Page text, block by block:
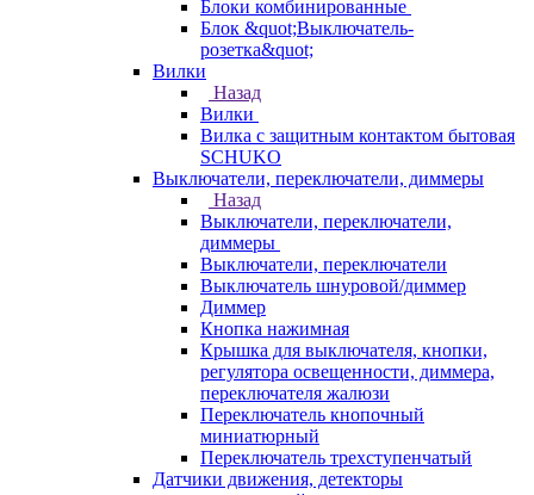
Блоки комбинированные
Блок &quot;Выключатель-
розетка&quot;
Вилки
Назад
Вилки
Вилка с защитным контактом бытовая
SCHUKO
Выключатели, переключатели, диммеры
Назад
Выключатели, переключатели,
диммеры
Выключатели, переключатели
Выключатель шнуровой/диммер
Диммер
Кнопка нажимная
Крышка для выключателя, кнопки,
регулятора освещенности, диммера,
переключателя жалюзи
Переключатель кнопочный
миниатюрный
Переключатель трехступенчатый
Датчики движения, детекторы